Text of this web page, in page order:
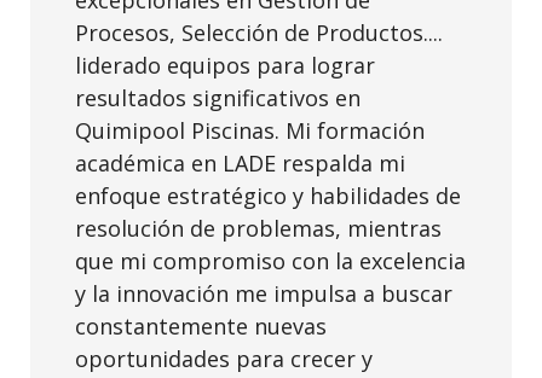
Procesos, Selección de Productos....
liderado equipos para lograr
resultados significativos en
Quimipool Piscinas. Mi formación
académica en LADE respalda mi
enfoque estratégico y habilidades de
resolución de problemas, mientras
que mi compromiso con la excelencia
y la innovación me impulsa a buscar
constantemente nuevas
oportunidades para crecer y